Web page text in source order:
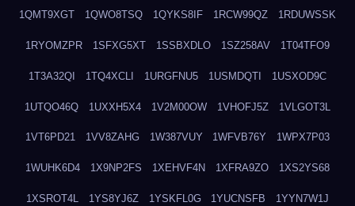
1QMT9XGT 1QWO8TSQ 1QYKS8IF 1RCW99QZ 1RDUWSSK
1RYOMZPR 1SFXG5XT 1SSBXDLO 1SZ258AV 1T04TFO9
1T3A32QI 1TQ4XCLI 1URGFNU5 1USMDQTI 1USXOD9C
1UTQO46Q 1UXXH5X4 1V2M00OW 1VHOFJ5Z 1VLGOT3L
1VT6PD21 1VV8ZAHG 1W387VUY 1WFVB76Y 1WPX7P03
1WUHK6D4 1X9NP2FS 1XEHVF4N 1XFRA9ZO 1XS2YS68
1XSROT4L 1YS8YJ6Z 1YSKFL0G 1YUCNSFB 1YYN7W1J